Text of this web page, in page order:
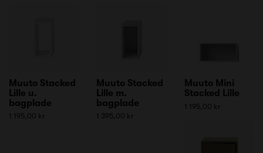
Muuto Stacked
Lille u.
bagplade
1 195,00 kr
Muuto Stacked
Lille m.
bagplade
1 395,00 kr
Muuto Mini
Stacked Lille
1 195,00 kr